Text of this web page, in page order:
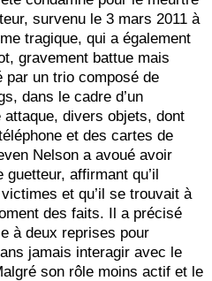
survenu le 3 mars 2011 à
tragique, qui a également
gravement battue mais
un trio composé de
dans le cadre d’un
divers objets, dont
et des cartes de
Nelson a avoué avoir
affirmant qu’il
et qu’il se trouvait à
des faits. Il a précisé
à deux reprises pour
jamais interagir avec le
son rôle moins actif et le